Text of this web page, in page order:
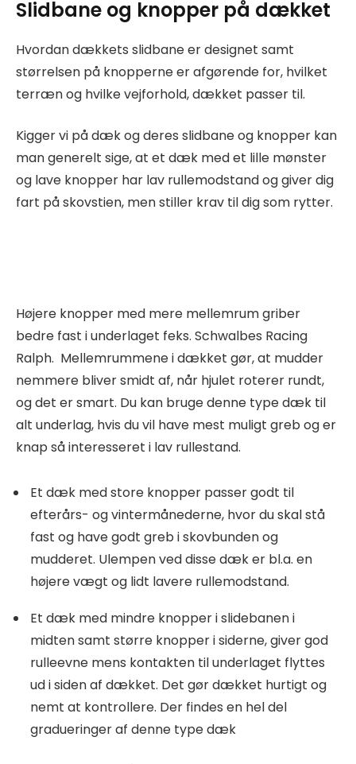
Slidbane og knopper på dækket
Hvordan dækkets slidbane er designet samt
størrelsen på knopperne er afgørende for, hvilket
terræn og hvilke vejforhold, dækket passer til.
Kigger vi på dæk og deres slidbane og knopper kan
man generelt sige, at et dæk med et lille mønster
og lave knopper har lav rullemodstand og giver dig
fart på skovstien, men stiller krav til dig som rytter.
Højere knopper med mere mellemrum griber
bedre fast i underlaget feks. Schwalbes Racing
Ralph. Mellemrummene i dækket gør, at mudder
nemmere bliver smidt af, når hjulet roterer rundt,
og det er smart. Du kan bruge denne type dæk til
alt underlag, hvis du vil have mest muligt greb og er
knap så interesseret i lav rullestand.
Et dæk med store knopper passer godt til
efterårs- og vintermånederne, hvor du skal stå
fast og have godt greb i skovbunden og
mudderet. Ulempen ved disse dæk er bl.a. en
højere vægt og lidt lavere rullemodstand.
Et dæk med mindre knopper i slidebanen i
midten samt større knopper i siderne, giver god
rulleevne mens kontakten til underlaget flyttes
ud i siden af dækket. Det gør dækket hurtigt og
nemt at kontrollere. Der findes en hel del
gradueringer af denne type dæk